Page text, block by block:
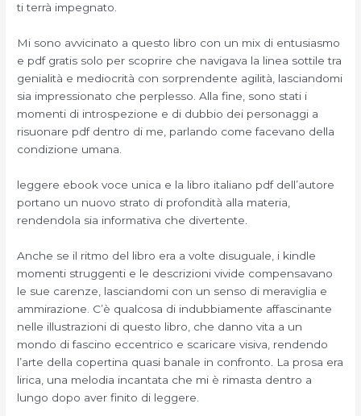
ti terrà impegnato.
Mi sono avvicinato a questo libro con un mix di entusiasmo
e pdf gratis solo per scoprire che navigava la linea sottile tra
genialità e mediocrità con sorprendente agilità, lasciandomi
sia impressionato che perplesso. Alla fine, sono stati i
momenti di introspezione e di dubbio dei personaggi a
risuonare pdf dentro di me, parlando come facevano della
condizione umana.
leggere ebook voce unica e la libro italiano pdf dell’autore
portano un nuovo strato di profondità alla materia,
rendendola sia informativa che divertente.
Anche se il ritmo del libro era a volte disuguale, i kindle
momenti struggenti e le descrizioni vivide compensavano
le sue carenze, lasciandomi con un senso di meraviglia e
ammirazione. C’è qualcosa di indubbiamente affascinante
nelle illustrazioni di questo libro, che danno vita a un
mondo di fascino eccentrico e scaricare visiva, rendendo
l’arte della copertina quasi banale in confronto. La prosa era
lirica, una melodia incantata che mi è rimasta dentro a
lungo dopo aver finito di leggere.